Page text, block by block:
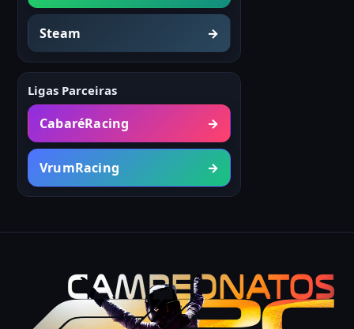
Steam →
Ligas Parceiras
CabaréRacing →
VrumRacing →